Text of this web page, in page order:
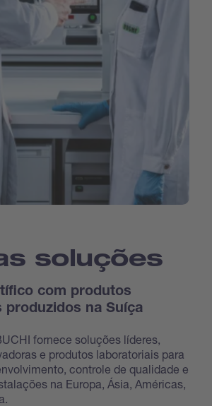
soluções
com produtos
produzidos na Suíça
fornece soluções líderes,
e produtos laboratoriais para
controle de qualidade e
na Europa, Ásia, Américas,